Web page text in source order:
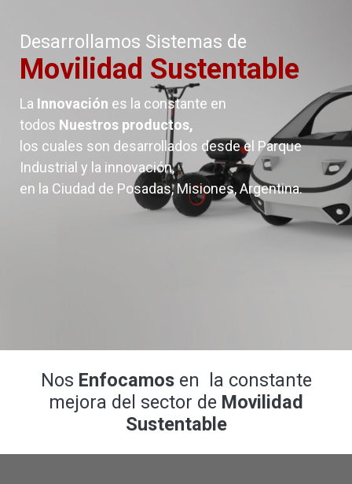
Desarrollamos Sistemas de
Movilidad Sustentable
La Innovación es la constante en
todos Nuestros productos,
los cuales son desarrollados desde el Parque
Industrial y la innovación,
en la Ciudad de Posadas, Misiones, Argentina.
Nos Enfocamosen la constante
mejora del sector de Movilidad
Sustentable